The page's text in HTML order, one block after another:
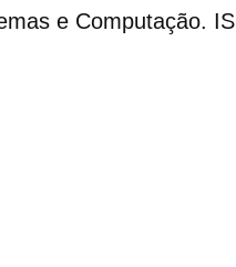
e Computação.